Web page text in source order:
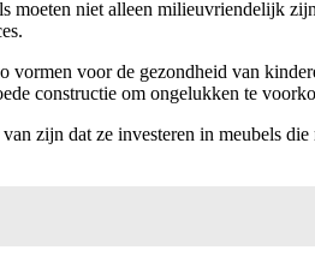
niet alleen milieuvriendelijk
voor de gezondheid van
constructie om ongelukken te
zijn dat ze investeren in meubels